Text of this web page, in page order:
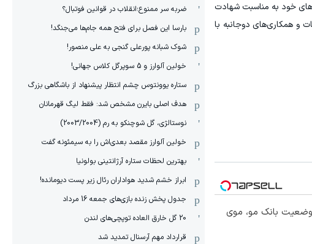
خود به مناسبت شهادت
و همکاری‌های دوجانبه با
وضعیت بانک مو، موی
ضربه سر ممنوع؛انقلاب در قوانین فوتبال؟
بارسا این فصل برای فتح همه جام‌ها می‌جنگد!
شوک شبانه پورعلی گنجی به علی منصور!
خولین آلوارز و 5 سوپرگل کلاس جهانی!
ستاره یوونتوس چشم انتظار پیشنهاد از باشگاهی بزرگ
هدف اصلی بایرن مشخص شد: فقط لیگ قهرمانان
نوستالژی، گل شوچنکو به رم (2003/2004)
خولین آلوارز مقصد بعدی‌اش را به سیمئونه گفت
بهترین لحظات ستاره آرژانتینی بولونیا
ابراز خشم شدید هواداران رئال زیر پست دیومانده!
جدول پخش زنده بازی‌های جمعه 16 مرداد
20 گل خارق العاده توپچی‌های لندن
قرارداد مهم آرسنال تمدید شد